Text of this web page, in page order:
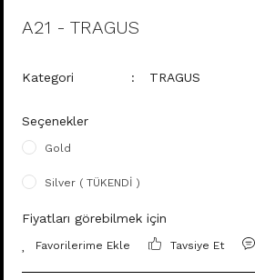
A21 - TRAGUS
Kategori TRAGUS
Seçenekler
Gold
Silver ( TÜKENDİ )
Fiyatları görebilmek için
Tavsiye Et